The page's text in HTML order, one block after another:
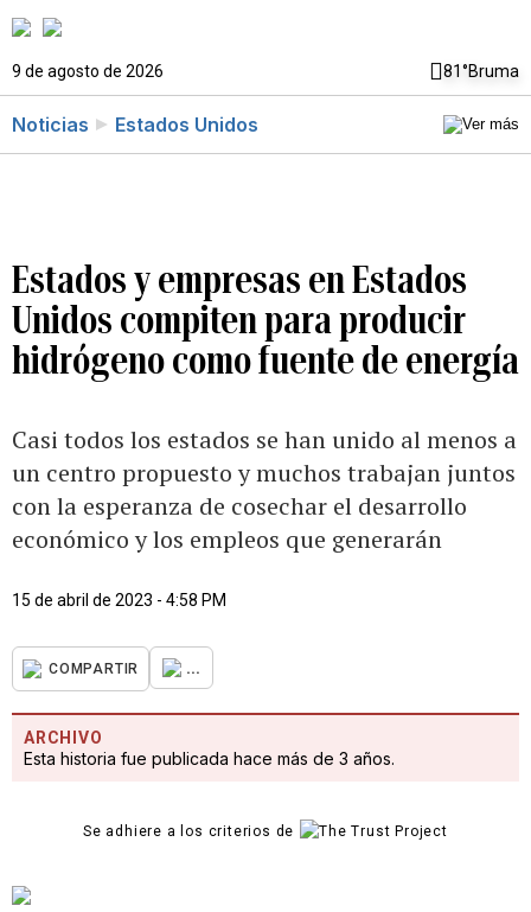
9 de agosto de 2026 81°Bruma
Noticias Estados Unidos
Estados y empresas en Estados
Unidos compiten para producir
hidrógeno como fuente de energía
Casi todos los estados se han unido al menos a
un centro propuesto y muchos trabajan juntos
con la esperanza de cosechar el desarrollo
económico y los empleos que generarán
15 de abril de 2023 - 4:58 PM
COMPARTIR ...
ARCHIVO
Esta historia fue publicada hace más de 3 años.
Se adhiere a los criterios de